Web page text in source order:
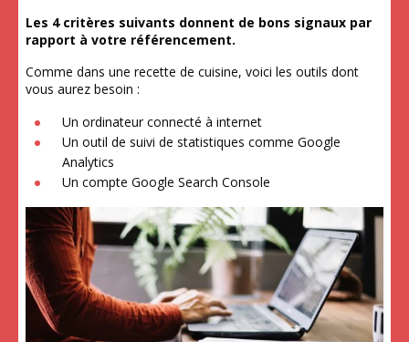
Les 4 critères suivants donnent de bons signaux par
rapport à votre référencement.
Comme dans une recette de cuisine, voici les outils dont
vous aurez besoin :
Un ordinateur connecté à internet
Un outil de suivi de statistiques comme Google
Analytics
Un compte Google Search Console